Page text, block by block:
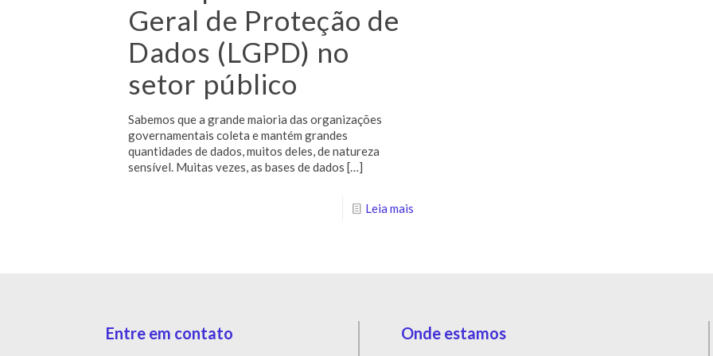
Geral de Proteção de
Dados (LGPD) no
setor público
Sabemos que a grande maioria das organizações
governamentais coleta e mantém grandes
quantidades de dados, muitos deles, de natureza
sensível. Muitas vezes, as bases de dados […]
Leia mais
Entre em contato Onde estamos